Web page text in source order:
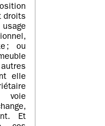
droits
; ou
elle
voie
Et